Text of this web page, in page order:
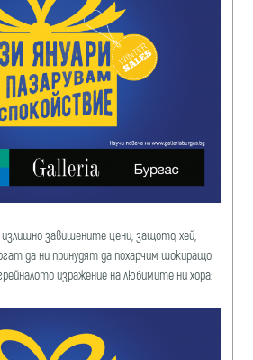
завишените цени, защото, хей,
да ни принудят да похарчим шокиращо
изражение на любимите ни хора: